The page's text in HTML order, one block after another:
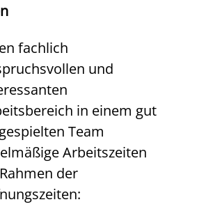
fachlich
und
in einem gut
Team
Arbeitszeiten
der